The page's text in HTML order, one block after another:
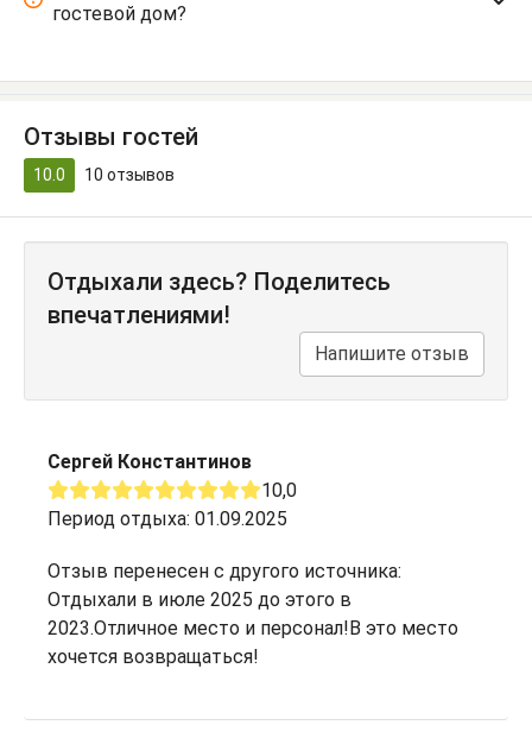
гостевой дом?
Отзывы гостей
10.0 10 отзывов
Отдыхали здесь? Поделитесь
впечатлениями!
Напишите отзыв
Сергей Константинов
10,0
Период отдыха: 01.09.2025
Отзыв перенесен с другого источника:
Отдыхали в июле 2025 до этого в
2023.Отличное место и персонал!В это место
хочется возвращаться!